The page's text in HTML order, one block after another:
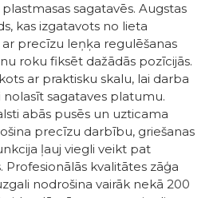
sagatavēs. Augstas
kas izgatavots no lieta
precīzu leņķa regulēšanas
roku fiksēt dažādās pozīcijās.
ar praktisku skalu, lai darba
sagataves platumu.
abās pusēs un uzticama
precīzu darbību, griešanas
ļauj viegli veikt pat
Profesionālās kvalitātes zāģa
nodrošina vairāk nekā 200